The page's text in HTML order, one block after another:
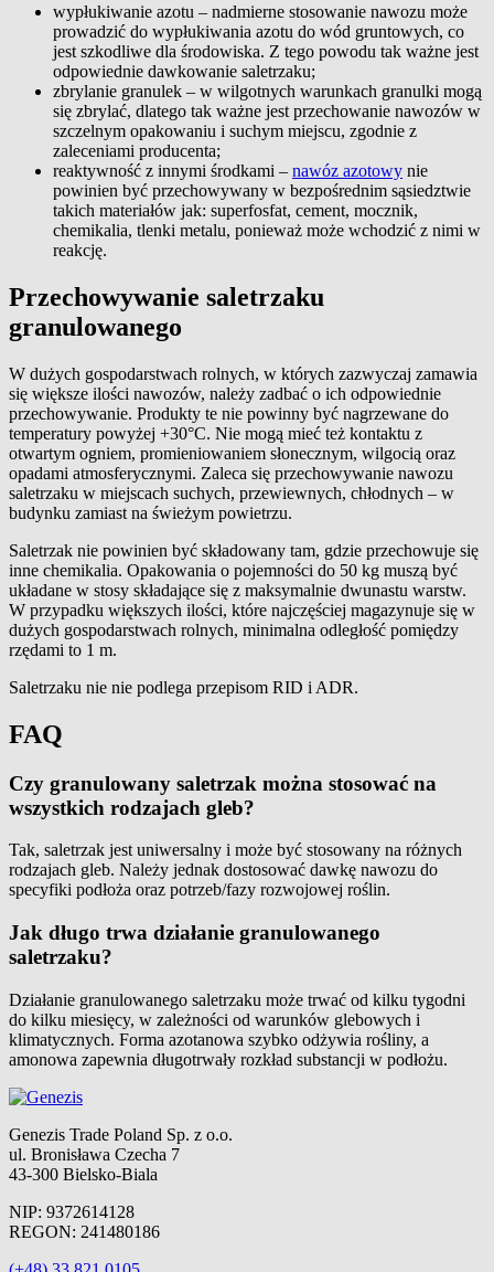
wypłukiwanie azotu – nadmierne stosowanie nawozu może
prowadzić do wypłukiwania azotu do wód gruntowych, co
jest szkodliwe dla środowiska. Z tego powodu tak ważne jest
odpowiednie dawkowanie saletrzaku;
zbrylanie granulek – w wilgotnych warunkach granulki mogą
się zbrylać, dlatego tak ważne jest przechowanie nawozów w
szczelnym opakowaniu i suchym miejscu, zgodnie z
zaleceniami producenta;
reaktywność z innymi środkami – nawóz azotowy nie
powinien być przechowywany w bezpośrednim sąsiedztwie
takich materiałów jak: superfosfat, cement, mocznik,
chemikalia, tlenki metalu, ponieważ może wchodzić z nimi w
reakcję.
Przechowywanie saletrzaku
granulowanego
W dużych gospodarstwach rolnych, w których zazwyczaj zamawia
się większe ilości nawozów, należy zadbać o ich odpowiednie
przechowywanie. Produkty te nie powinny być nagrzewane do
temperatury powyżej +30°C. Nie mogą mieć też kontaktu z
otwartym ogniem, promieniowaniem słonecznym, wilgocią oraz
opadami atmosferycznymi. Zaleca się przechowywanie nawozu
saletrzaku w miejscach suchych, przewiewnych, chłodnych – w
budynku zamiast na świeżym powietrzu.
Saletrzak nie powinien być składowany tam, gdzie przechowuje się
inne chemikalia. Opakowania o pojemności do 50 kg muszą być
układane w stosy składające się z maksymalnie dwunastu warstw.
W przypadku większych ilości, które najczęściej magazynuje się w
dużych gospodarstwach rolnych, minimalna odległość pomiędzy
rzędami to 1 m.
Saletrzaku nie nie podlega przepisom RID i ADR.
FAQ
Czy granulowany saletrzak można stosować na
wszystkich rodzajach gleb?
Tak, saletrzak jest uniwersalny i może być stosowany na różnych
rodzajach gleb. Należy jednak dostosować dawkę nawozu do
specyfiki podłoża oraz potrzeb/fazy rozwojowej roślin.
Jak długo trwa działanie granulowanego
saletrzaku?
Działanie granulowanego saletrzaku może trwać od kilku tygodni
do kilku miesięcy, w zależności od warunków glebowych i
klimatycznych. Forma azotanowa szybko odżywia rośliny, a
amonowa zapewnia długotrwały rozkład substancji w podłożu.
Genezis Trade Poland Sp. z o.o.
ul. Bronisława Czecha 7
43-300 Bielsko-Biala
NIP: 9372614128
REGON: 241480186